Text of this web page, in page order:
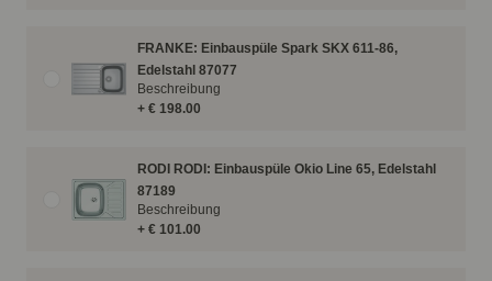
FRANKE: Einbauspüle Spark SKX 611-86,
Edelstahl 87077
+ € 198.00
Beschreibung
RODI RODI: Einbauspüle Okio Line 65, Edelstahl
87189
+ € 101.00
Beschreibung